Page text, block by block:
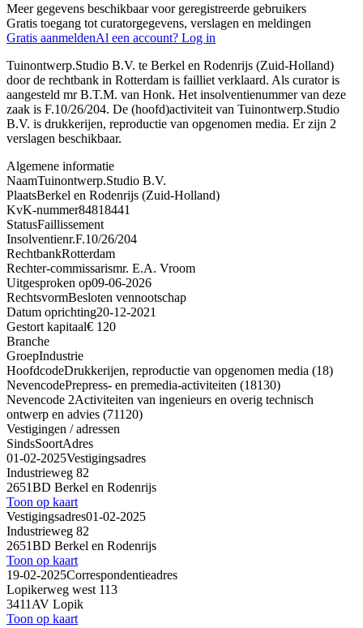
Meer gegevens beschikbaar voor geregistreerde gebruikers
Gratis toegang tot curatorgegevens, verslagen en meldingen
Gratis aanmeldenAl een account? Log in
Tuinontwerp.Studio B.V. te Berkel en Rodenrijs (Zuid-Holland)
door de rechtbank in Rotterdam is failliet verklaard. Als curator is
aangesteld mr B.T.M. van Honk. Het insolventienummer van deze
zaak is F.10/26/204. De (hoofd)activiteit van Tuinontwerp.Studio
B.V. is drukkerijen, reproductie van opgenomen media. Er zijn 2
verslagen beschikbaar.
Algemene informatie
NaamTuinontwerp.Studio B.V.
PlaatsBerkel en Rodenrijs (Zuid-Holland)
KvK-nummer84818441
StatusFaillissement
Insolventienr.F.10/26/204
RechtbankRotterdam
Rechter-commissarismr. E.A. Vroom
Uitgesproken op09-06-2026
RechtsvormBesloten vennootschap
Datum oprichting20-12-2021
Gestort kapitaal€ 120
Branche
GroepIndustrie
HoofdcodeDrukkerijen, reproductie van opgenomen media (18)
NevencodePrepress- en premedia-activiteiten (18130)
Nevencode 2Activiteiten van ingenieurs en overig technisch
ontwerp en advies (71120)
Vestigingen / adressen
SindsSoortAdres
01-02-2025Vestigingsadres
Industrieweg 82
2651BD Berkel en Rodenrijs
Toon op kaart
Vestigingsadres01-02-2025
Industrieweg 82
2651BD Berkel en Rodenrijs
Toon op kaart
19-02-2025Correspondentieadres
Lopikerweg west 113
3411AV Lopik
Toon op kaart